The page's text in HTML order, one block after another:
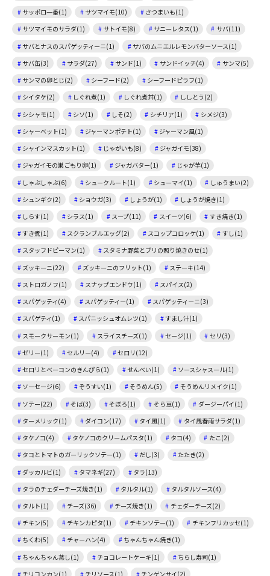
サッポロ一番(1)
サツマイモ(10)
さつまいも(1)
サツマイモのサラダ(1)
サトイモ(8) サニーレタス(1)
サバ(11)
サバとナスのスパゲッティーニ(1)
サバのムニエルレモンバターソース(1)
サバ缶(3)
サラダ(27) サンド(1) サンドイッチ(4)
サンマ(5)
サンマの卵とじ(2)
シーフード(2)
シーフードピラフ(1)
シイタケ(2)
しぐれ煮(1) しぐれ煮丼(1)
ししとう(2)
シシャモ(1)
シソ(1) しそ(2) シチリア(1)
シメジ(3)
シャーベット(1)
ジャーマンポテト(1)
ジャーマン風(1)
シャインマスカット(1)
じゃがいも(8)
ジャガイモ(38)
ジャガイモの巣ごもり卵(1)
ジャガバター(1)
じゃが芋(1)
しゃぶしゃぶ(6)
シュークルート(1) シューマイ(1)
しゅうまい(2)
シュンギク(2)
ショウガ(3) しょうが(1)
しょうが焼き(1)
しらす(1)
シラス(1) スープ(11) スイーツ(6)
すき焼き(1)
すき煮(1)
スクランブルエッグ(2) スコップコロッケ(1)
すし(1)
スタッフドピーマン(1)
スタミナ野菜とブリの照り焼きのせ(1)
ズッキーニ(22)
ズッキーニのフリット(1)
ステーキ(14)
ストロガノフ(1)
スナップエンドウ(1)
スパイス(2)
スパゲッティ(4)
スパゲッティー(1)
スパゲッティーニ(3)
スパゲティ(1)
スパニッシュオムレツ(1)
すまし汁(1)
スモークサーモン(1)
スライスチーズ(1) セージ(1)
セリ(3)
ゼリー(1)
セルリー(4)
セロリ(12)
セロリとベーコンのきんぴら(1)
せんべい(1)
ソースシャスール(1)
ソーセージ(6)
ぞうすい(1) そうめん(5)
そうめんリメイク(1)
ソテー(22)
そば(3) そぼろ(1) そら豆(1)
ダージーパイ(1)
ターメリック(1)
ダイコン(17) タイ風(1)
タイ風春雨サラダ(1)
タケノコ(4)
タケノコのクリームパスタ(1) タコ(4)
たこ(2)
タコとトマトのガーリックソテー(1)
だし(3)
たたき(2)
ダッカルビ(1)
タマネギ(27)
タラ(13)
タラのチェダーチーズ焼き(1)
タルタル(1)
タルタルソース(4)
タルト(1)
チーズ(36) チーズ焼き(1)
チェダーチーズ(2)
チキン(5)
チキンカピタ(1) チキンソテー(1)
チキンフリカッセ(1)
ちくわ(5)
チャーハン(4)
ちゃんちゃん焼き(1)
ちゃんちゃん蒸し(1)
チョコレートケーキ(1)
ちらし寿司(1)
チリコンカン(1)
チリソース(1) チンゲンサイ(2)